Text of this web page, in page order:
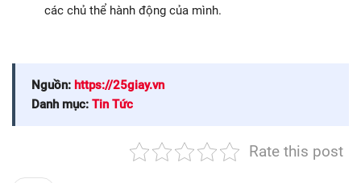
các chủ thể hành động của mình.
Nguồn: https://25giay.vn
Danh mục: Tin Tức
Rate this post